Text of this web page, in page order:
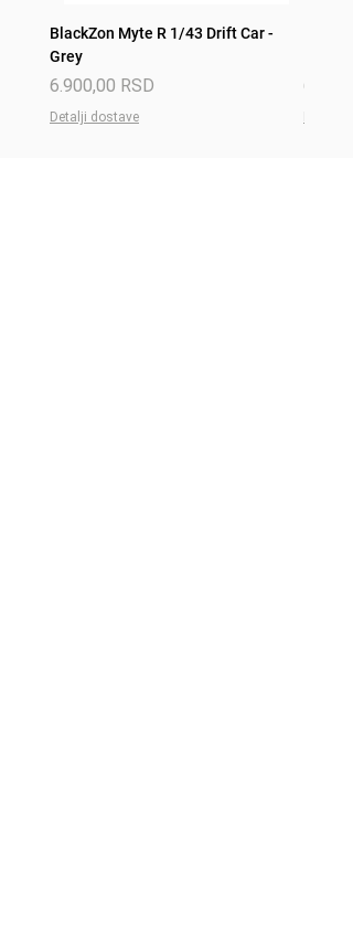
BlackZon Myte R 1/43 Drift Car -
Grey
Price
6.900,00 RSD
Detalji dostave
Price